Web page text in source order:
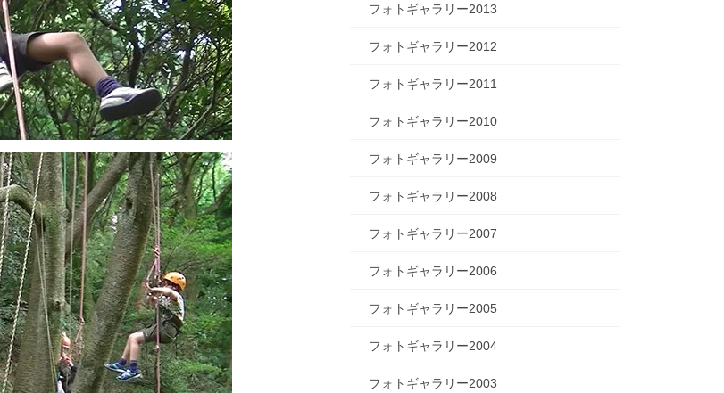
フォトギャラリー2013
フォトギャラリー2012
フォトギャラリー2011
フォトギャラリー2010
フォトギャラリー2009
フォトギャラリー2008
フォトギャラリー2007
フォトギャラリー2006
フォトギャラリー2005
フォトギャラリー2004
フォトギャラリー2003